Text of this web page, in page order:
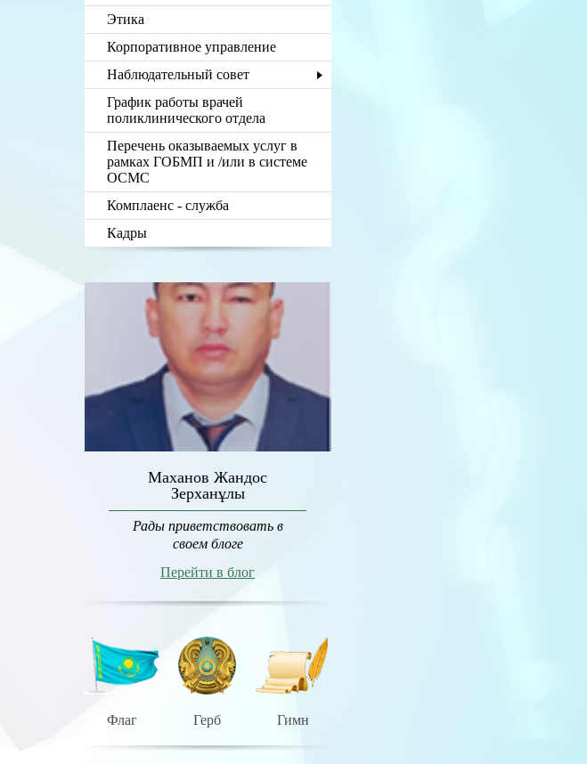
Этика
Корпоративное управление
Наблюдательный совет
График работы врачей
поликлинического отдела
Перечень оказываемых услуг в
рамках ГОБМП и /или в системе
ОСМС
Комплаенс - служба
Кадры
Маханов Жандос
Зерханұлы
Рады приветствовать в
своем блоге
Перейти в блог
Флаг Герб Гимн